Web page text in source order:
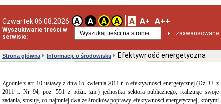
Czwartek 06.08.2026 A A A A A A+ A++
Wyszukiwanie treści w
serwisie:
zaawansowane
interesantów
w
sprawach
i
wniosków
Informacja
dla
osób
niesłyszących
Strona główna Informacje o środowisku Efektywność energetyczna
Zgodnie z art. 10 ustawy z dnia 15 kwietnia 2011 r. o efektywności energetycznej (Dz. U. z
2011 r. Nr 94, poz. 551 z późn. zm.) jednostka sektora publicznego, realizując swoje
zadania, stosuje, co najmniej dwa ze środków poprawy efektywności energetycznej, którymi